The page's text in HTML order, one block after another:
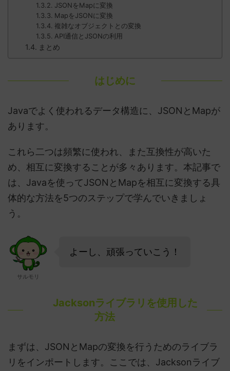
JSONをMapに変換
MapをJSONに変換
複雑なオブジェクトとの変換
API通信とJSONの利用
まとめ
はじめに
Javaでよく使われるデータ構造に、JSONとMapが
あります。
これら二つは頻繁に使われ、また互換性が高いた
め、相互に変換することが多々あります。本記事で
は、Javaを使ってJSONとMapを相互に変換する具
体的な方法を5つのステップで学んでいきましょ
う。
サルモリ
よーし、頑張っていこう！
Jacksonライブラリを使用した
方法
まずは、JSONとMapの変換を行うためのライブラ
リをインポートします。ここでは、Jacksonライブ